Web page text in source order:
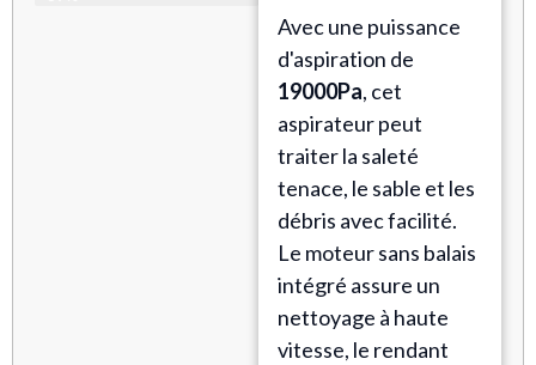
Avec une puissance
d'aspiration de
19000Pa, cet
aspirateur peut
traiter la saleté
tenace, le sable et les
débris avec facilité.
Le moteur sans balais
intégré assure un
nettoyage à haute
vitesse, le rendant